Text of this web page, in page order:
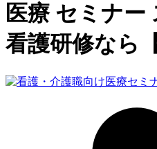
医療 セミナー
看護研修なら